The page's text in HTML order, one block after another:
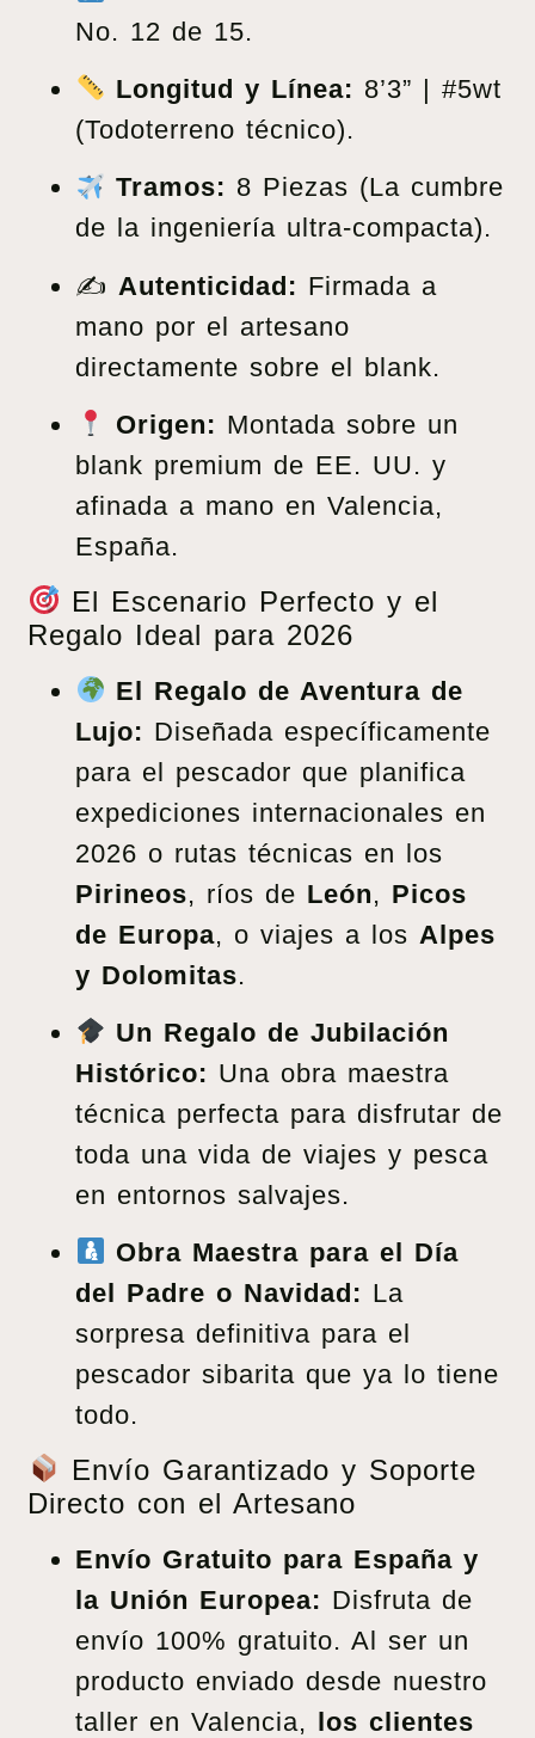
No. 12 de 15.
Longitud y Línea: 8’3” | #5wt
(Todoterreno técnico).
Tramos: 8 Piezas (La cumbre
de la ingeniería ultra-compacta).
✍️ Autenticidad: Firmada a
mano por el artesano
directamente sobre el blank.
Origen: Montada sobre un
blank premium de EE. UU. y
afinada a mano en Valencia,
España.
El Escenario Perfecto y el
Regalo Ideal para 2026
El Regalo de Aventura de
Lujo: Diseñada específicamente
para el pescador que planifica
expediciones internacionales en
2026 o rutas técnicas en los
Pirineos, ríos de León, Picos
de Europa, o viajes a los Alpes
y Dolomitas.
Un Regalo de Jubilación
Histórico: Una obra maestra
técnica perfecta para disfrutar de
toda una vida de viajes y pesca
en entornos salvajes.
Obra Maestra para el Día
del Padre o Navidad: La
sorpresa definitiva para el
pescador sibarita que ya lo tiene
todo.
Envío Garantizado y Soporte
Directo con el Artesano
Envío Gratuito para España y
la Unión Europea: Disfruta de
envío 100% gratuito. Al ser un
producto enviado desde nuestro
taller en Valencia, los clientes